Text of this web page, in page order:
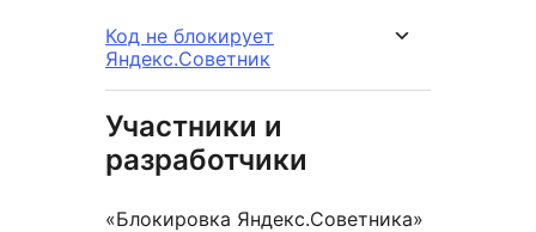
Код не блокирует
Яндекс.Советник
Участники и
разработчики
«Блокировка Яндекс.Советника»